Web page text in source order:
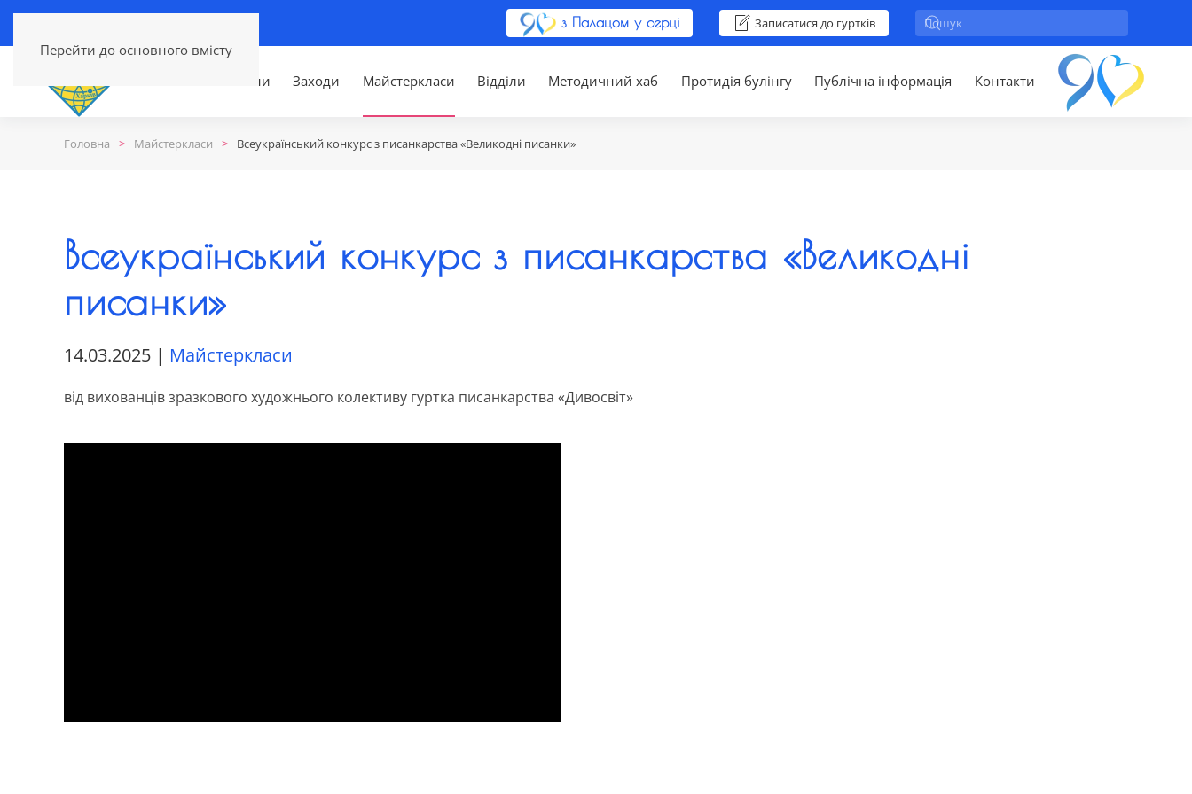
Перейти до основного вмісту
з Палацом у серці Записатися до гуртків
Новини Заходи Майстеркласи Відділи Методичний хаб Протидія булінгу Публічна інформація Контакти
Головна Майстеркласи Всеукраїнський конкурс з писанкарства «Великодні писанки»
Всеукраїнський конкурс з писанкарства «Великодні
писанки»
14.03.2025 | Майстеркласи
від вихованців зразкового художнього колективу гуртка писанкарства «Дивосвіт»